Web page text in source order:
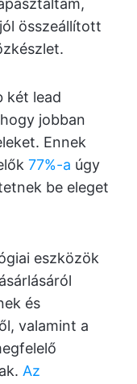
összeállított
két lead
jobban
Ennek
77%-a úgy
be eleget
eszközök
és
valamint a
Az